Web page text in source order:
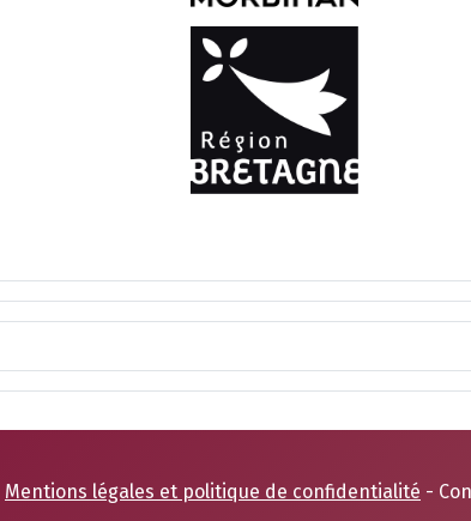
Mentions légales et politique de confidentialité -